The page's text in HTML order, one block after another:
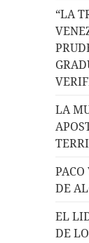
“LA
LA
PACO
DE
EL
DE